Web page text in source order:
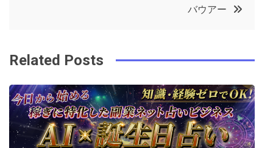
k
t
ビ
ゲ
ー
バウアー
Related Posts